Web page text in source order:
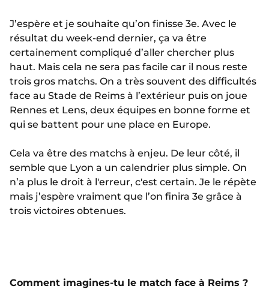
J’espère et je souhaite qu’on finisse 3e. Avec le
résultat du week-end dernier, ça va être
certainement compliqué d’aller chercher plus
haut. Mais cela ne sera pas facile car il nous reste
trois gros matchs. On a très souvent des difficultés
face au Stade de Reims à l’extérieur puis on joue
Rennes et Lens, deux équipes en bonne forme et
qui se battent pour une place en Europe.
Cela va être des matchs à enjeu. De leur côté, il
semble que Lyon a un calendrier plus simple. On
n’a plus le droit à l'erreur, c'est certain. Je le répète
mais j’espère vraiment que l’on finira 3e grâce à
trois victoires obtenues.
Comment imagines-tu le match face à Reims ?